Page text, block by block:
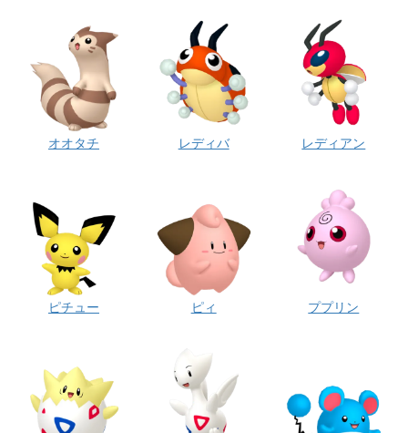
オオタチ レディバ レディアン
ピチュー ピィ ププリン